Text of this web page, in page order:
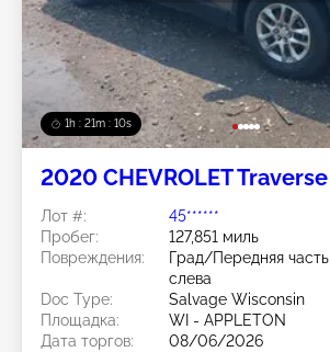
1h : 21m : 07s
2020 CHEVROLET Traverse
Лот #:
45******
Пробег:
127,851 миль
Повреждения:
Град/Передняя часть
слева
Doc Type:
Salvage Wisconsin
Площадка:
WI - APPLETON
Дата торгов:
08/06/2026